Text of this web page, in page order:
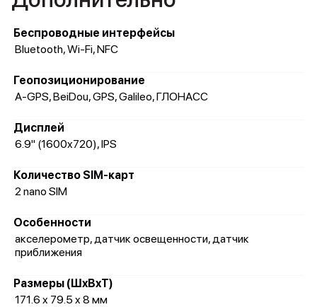
Беспроводные интерфейсы
Bluetooth, Wi-Fi, NFC
Геопозиционирование
A-GPS, BeiDou, GPS, Galileo, ГЛОНАСС
Дисплей
6.9" (1600x720), IPS
Количество SIM-карт
2 nano SIM
Особенности
акселерометр, датчик освещенности, датчик
приближения
Размеры (ШxВxТ)
171.6 x 79.5 x 8 мм